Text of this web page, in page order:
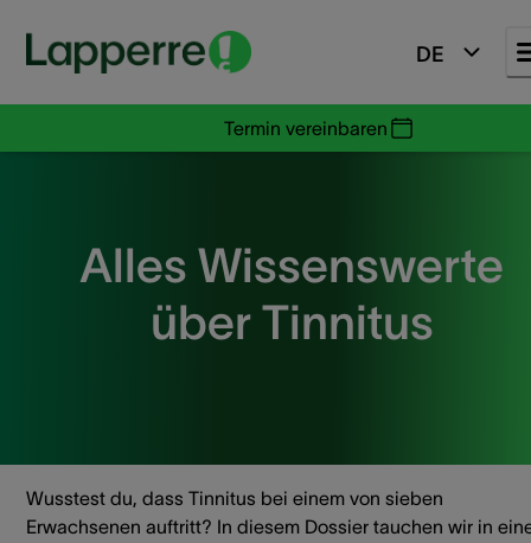
DE
Termin vereinbaren
Alles Wissenswerte
über Tinnitus
Wusstest du, dass Tinnitus bei einem von sieben
Erwachsenen auftritt? In diesem Dossier tauchen wir in